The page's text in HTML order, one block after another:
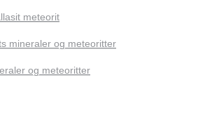
meteorit
mineraler og meteoritter
og meteoritter